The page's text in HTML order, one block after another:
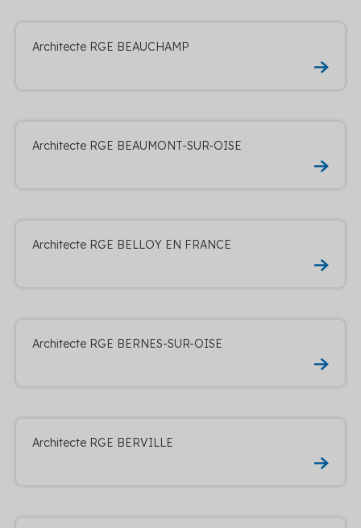
Architecte RGE BEAUCHAMP
Architecte RGE BEAUMONT-SUR-OISE
Architecte RGE BELLOY EN FRANCE
Architecte RGE BERNES-SUR-OISE
Architecte RGE BERVILLE